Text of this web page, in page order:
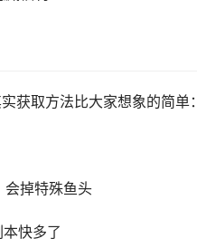
获取方法比大家想象的简单：
会掉特殊鱼头
快多了